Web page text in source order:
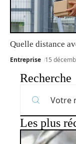
Quelle distance
Entreprise 15
Recherche
Les plus